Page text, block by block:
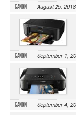
Canon August 25, 2018
Canon September 1,
Canon September 4,